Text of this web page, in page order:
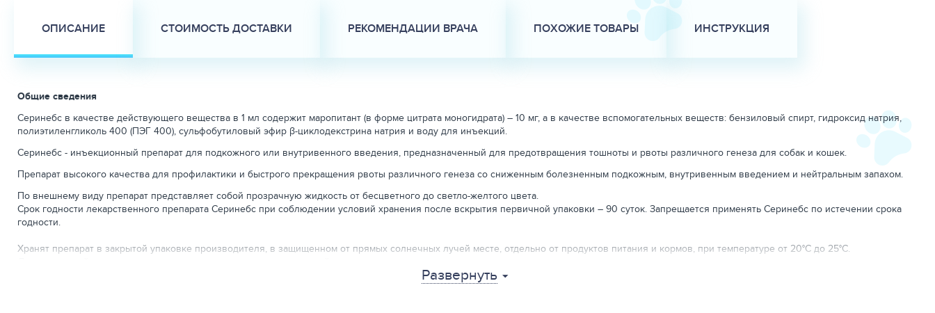
ОПИСАНИЕ СТОИМОСТЬ ДОСТАВКИ РЕКОМЕНДАЦИИ ВРАЧА ПОХОЖИЕ ТОВАРЫ ИНСТРУКЦИЯ
Общие сведения
Серинебс в качестве действующего вещества в 1 мл содержит маропитант (в форме цитрата моногидрата) – 10 мг, а в качестве вспомогательных веществ: бензиловый спирт, гидроксид натрия,
полиэтиленгликоль 400 (ПЭГ 400), сульфобутиловый эфир β-циклодекстрина натрия и воду для инъекций.
Серинебс - инъекционный препарат для подкожного или внутривенного введения, предназначенный для предотвращения тошноты и рвоты различного генеза для собак и кошек.
Препарат высокого качества для профилактики и быстрого прекращения рвоты различного генеза со сниженным болезненным подкожным, внутривенным введением и нейтральным запахом.
По внешнему виду препарат представляет собой прозрачную жидкость от бесцветного до светло-желтого цвета.
Срок годности лекарственного препарата Серинебс при соблюдении условий хранения после вскрытия первичной упаковки – 90 суток. Запрещается применять Серинебс по истечении срока
годности.
Хранят препарат в закрытой упаковке производителя, в защищенном от прямых солнечных лучей месте, отдельно от продуктов питания и кормов, при температуре от 20°С до 25°С.
Неиспользованный лекарственный препарат утилизируют в соответствии с требованиями действующего законодательства.
Развернуть